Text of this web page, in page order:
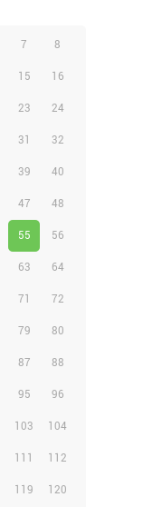
7 8
15 16
23 24
31 32
39 40
47 48
55 56
63 64
71 72
79 80
87 88
95 96
103 104
111 112
119 120